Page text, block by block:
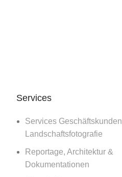
Services
Services Geschäftskunden
Landschaftsfotografie
Reportage, Architektur &
Dokumentationen